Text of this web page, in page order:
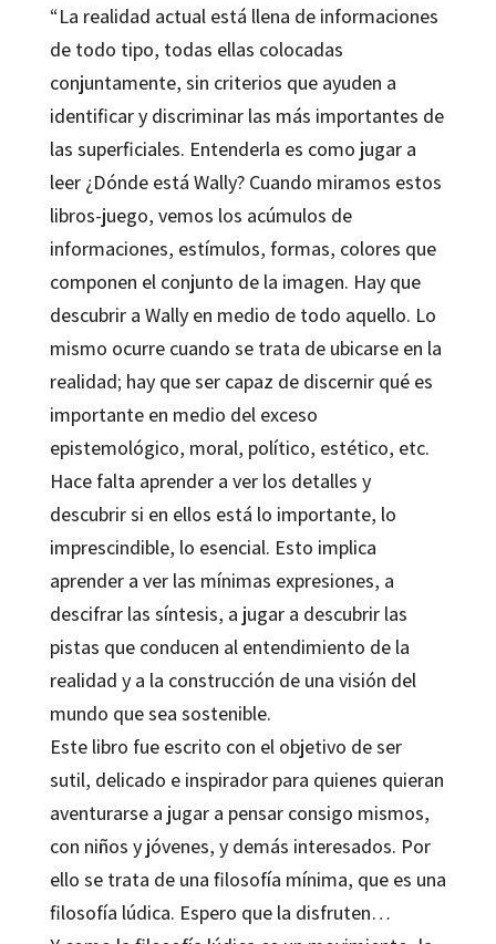
“La realidad actual está llena de informaciones
de todo tipo, todas ellas colocadas
conjuntamente, sin criterios que ayuden a
identificar y discriminar las más importantes de
las superficiales. Entenderla es como jugar a
leer ¿Dónde está Wally? Cuando miramos estos
libros-juego, vemos los acúmulos de
informaciones, estímulos, formas, colores que
componen el conjunto de la imagen. Hay que
descubrir a Wally en medio de todo aquello. Lo
mismo ocurre cuando se trata de ubicarse en la
realidad; hay que ser capaz de discernir qué es
importante en medio del exceso
epistemológico, moral, político, estético, etc.
Hace falta aprender a ver los detalles y
descubrir si en ellos está lo importante, lo
imprescindible, lo esencial. Esto implica
aprender a ver las mínimas expresiones, a
descifrar las síntesis, a jugar a descubrir las
pistas que conducen al entendimiento de la
realidad y a la construcción de una visión del
mundo que sea sostenible.
Este libro fue escrito con el objetivo de ser
sutil, delicado e inspirador para quienes quieran
aventurarse a jugar a pensar consigo mismos,
con niños y jóvenes, y demás interesados. Por
ello se trata de una filosofía mínima, que es una
filosofía lúdica. Espero que la disfruten…